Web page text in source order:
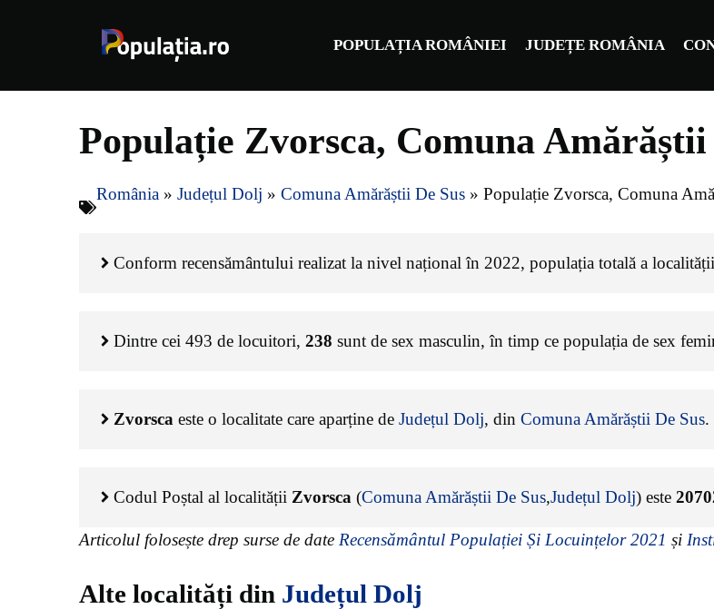
POPULAȚIA ROMÂNIEI JUDEȚE ROMÂNIA
Populație Zvorsca, Comuna
România » Județul Dolj » Comuna Amărăștii De Sus » Populație Zvorsca, Comuna
Conform recensământului realizat la nivel național în 2022, populația totală a
Dintre cei 493 de locuitori, 238 sunt de sex masculin, în timp ce populația de sex
Zvorsca este o localitate care aparține de Județul Dolj, din Comuna Amărăștii De Sus.
Codul Poștal al localității Zvorsca (Comuna Amărăștii De Sus,Județul Dolj) este
Articolul folosește drep surse de date Recensământul Populației Și Locuințelor 2021 și
Alte localități din Județul Dolj